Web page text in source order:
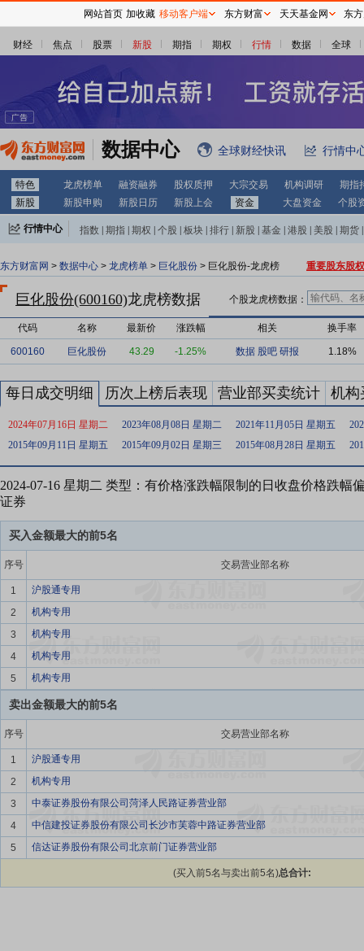
财经 焦点 股票 新股 期指 期权 行情 数据 全球
数据中心 全球财经快讯 行情中
特色 龙虎榜单 融资融券 股权质押 大宗交易 机构调研
期指
新股
新股申购 新股日历 新股上会 资金 大盘资金 个股
行情中心 指数 期指 期权 个股 板块 排行 新股 基金 港股 美股 期货
东方财富网 > 数据中心 > 龙虎榜单 > 巨化股份 > 巨化股份-龙虎榜 重要股东股
巨化股份(600160)龙虎榜数据 个股龙虎榜数据：
代码 名称 最新价 涨跌幅 相关 换手率
600160 巨化股份 43.29 -1.25% 数据 股吧 研报 1.18%
每日成交明细 历次上榜后表现 营业部买卖统计 机构
2024年07月16日 星期二 2023年08月08日 星期二 2021年11月05日 星期五
2015年09月11日 星期五
2015年09月02日 星期三 2015年08月28日 星期五
2024-07-16 星期二 类型：有价格涨跌幅限制的日收盘价格跌幅
证券
买入金额最大的前5名
序号 交易营业部名称
1
沪股通专用
2
机构专用
3
机构专用
4
机构专用
5
机构专用
卖出金额最大的前5名
序号 交易营业部名称
1
沪股通专用
2
机构专用
3
中泰证券股份有限公司菏泽人民路证券营业部
4
中信建投证券股份有限公司长沙市芙蓉中路证券营业部
5
信达证券股份有限公司北京前门证券营业部
(买入前5名与卖出前5名)总合计:
网站首页 加收藏 移动客户端 东方财富 天天基金网 东